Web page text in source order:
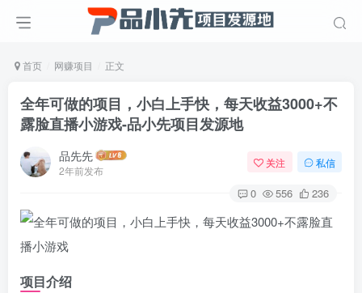
首页 网赚项目 正文
全年可做的项目，小白上手快，每天收益3000+不
露脸直播小游戏-品小先项目发源地
品先先
2年前发布
关注 私信
0 556 236
项目介绍